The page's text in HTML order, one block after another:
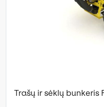
Trašų ir sėklų bunkeris